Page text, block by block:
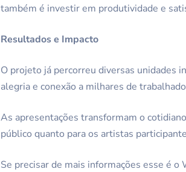
também é investir em produtividade e
Resultados e Impacto
O projeto já percorreu diversas unidades
alegria e conexão a milhares de
As apresentações transformam o
público quanto para os artistas
Se precisar de mais informações esse é